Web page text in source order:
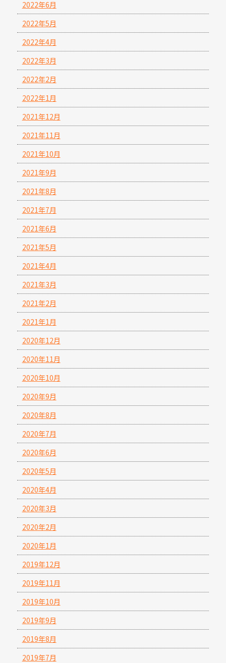
2022年6月
2022年5月
2022年4月
2022年3月
2022年2月
2022年1月
2021年12月
2021年11月
2021年10月
2021年9月
2021年8月
2021年7月
2021年6月
2021年5月
2021年4月
2021年3月
2021年2月
2021年1月
2020年12月
2020年11月
2020年10月
2020年9月
2020年8月
2020年7月
2020年6月
2020年5月
2020年4月
2020年3月
2020年2月
2020年1月
2019年12月
2019年11月
2019年10月
2019年9月
2019年8月
2019年7月